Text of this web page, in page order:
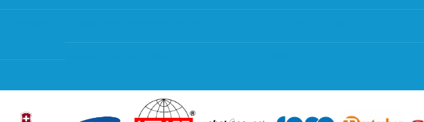
Subsidie regeling EIA 2020